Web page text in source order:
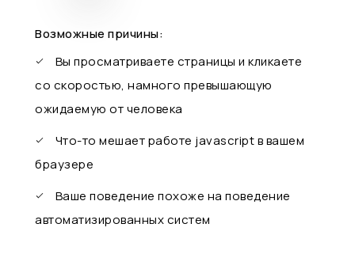
Возможные причины:
Вы просматриваете страницы и кликаете
со скоростью, намного превышающую
ожидаемую от человека
Что-то мешает работе javascript в вашем
браузере
Ваше поведение похоже на поведение
автоматизированных систем